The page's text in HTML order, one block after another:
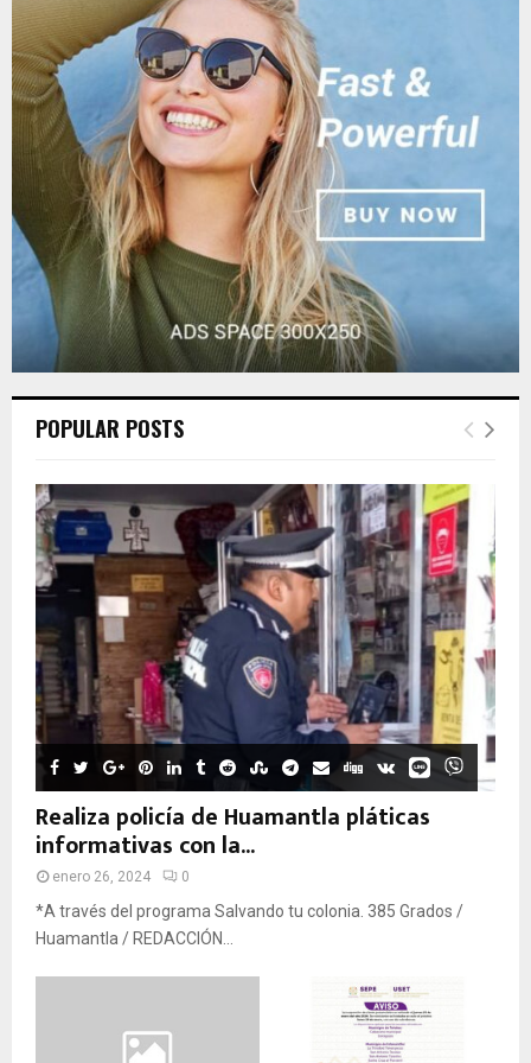
f
o
r
:
C
POPULAR POSTS
Realiza policía de Huamantla pláticas
informativas con la...
enero 26, 2024 0
*A través del programa Salvando tu colonia. 385 Grados /
Huamantla / REDACCIÓN...